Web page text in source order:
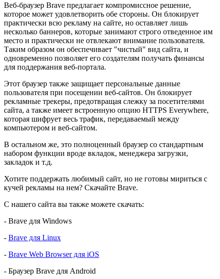
Веб-браузер Brave предлагает компромиссное решение,
которое может удовлетворить обе стороны. Он блокирует
практически всю рекламу на сайте, но оставляет лишь
несколько баннеров, которые занимают строго отведенное им
место и практически не отвлекают внимание пользователя.
Таким образом он обеспечивает "чистый" вид сайта, и
одновременно позволяет его создателям получать финансы
для поддержания веб-портала.
Этот браузер также защищает персональные данные
пользователя при посещении веб-сайтов. Он блокирует
рекламные трекеры, предотвращая слежку за посетителями
сайта, а также имеет встроенную опцию HTTPS Everywhere,
которая шифрует весь трафик, передаваемый между
компьютером и веб-сайтом.
В остальном же, это полноценный браузер со стандартным
набором функции вроде вкладок, менеджера загрузки,
закладок и т.д.
Хотите поддержать любимый сайт, но не готовы мириться с
кучей рекламы на нем? Скачайте Brave.
С нашего сайта вы также можете скачать:
- Brave для Windows
- Brave для Linux
- Brave Web Browser для iOS
- Браузер Brave для Android